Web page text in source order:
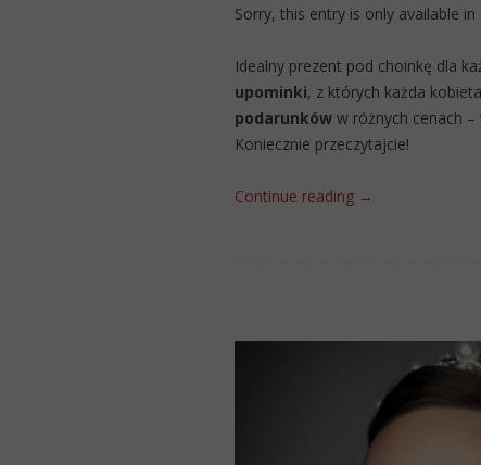
Sorry, this entry is only available in
Idealny prezent pod choinkę dla
upominki, z których każda
podarunków w różnych cenach
Koniecznie przeczytajcie!
Continue reading →